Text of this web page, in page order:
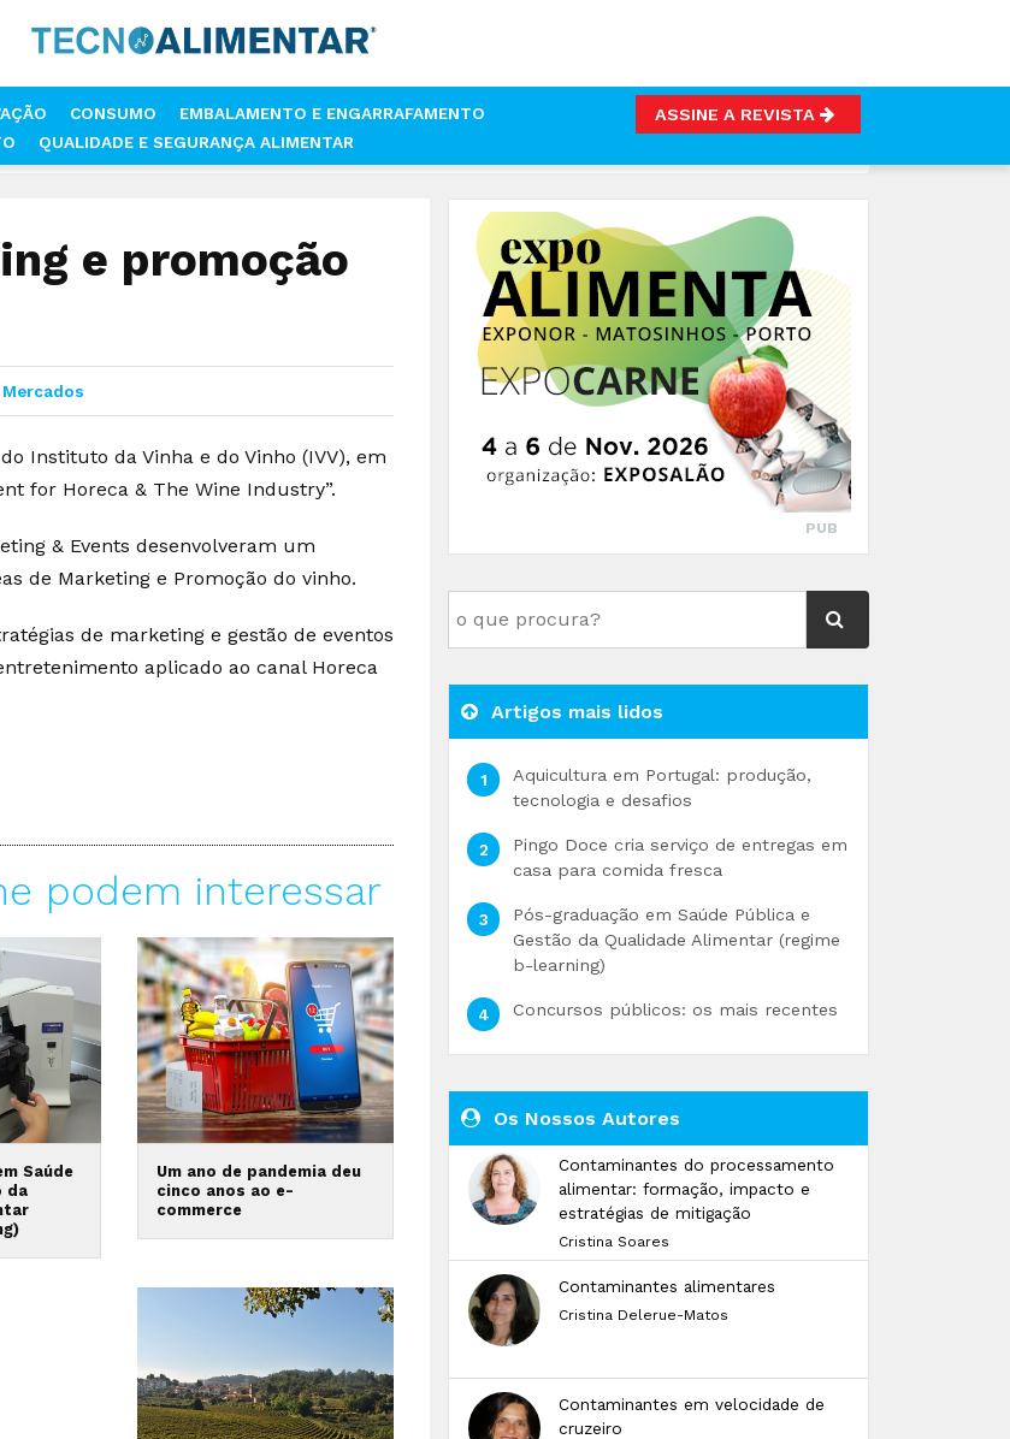
CONSUMO
EMBALAMENTO E ENGARRAFAMENTO
QUALIDADE E SEGURANÇA ALIMENTAR
ASSINE A REVISTA
E PROMOÇÃO DO VINHO EM LISBOA
e promoção
Mercados
Instituto da Vinha e do Vinho (IVV), em
for Horeca & The Wine Industry”.
& Events desenvolveram um
de Marketing e Promoção do vinho.
de marketing e gestão de eventos
aplicado ao canal Horeca
podem interessar
Saúde
da
Um ano de pandemia deu
cinco anos ao e-
commerce
PUB
Artigos mais lidos
Aquicultura em Portugal: produção,
tecnologia e desafios
Pingo Doce cria serviço de entregas em
casa para comida fresca
Pós-graduação em Saúde Pública e
Gestão da Qualidade Alimentar (regime
b-learning)
Concursos públicos: os mais recentes
Os Nossos Autores
Contaminantes do processamento
alimentar: formação, impacto e
estratégias de mitigação
Cristina Soares
Contaminantes alimentares
Cristina Delerue-Matos
Contaminantes em velocidade de
cruzeiro